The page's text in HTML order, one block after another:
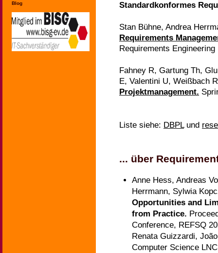
Blog
Standardkonformes
Stan Bühne, Andrea
Requirements
Requirements Engineering
Fahney R, Gartung Th,
E, Valentini U, Weißbach
Projektmanagement.
Liste siehe: DBPLund
... über
Anne Hess, Andreas
Herrmann, Sylwia
Opportunities and
from Practice.
Conference, REFSQ
Renata Guizzardi,
Computer Science